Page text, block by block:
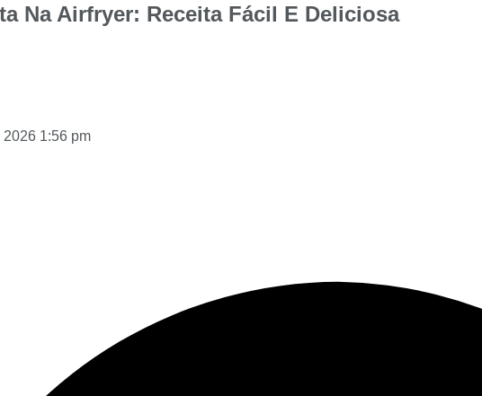
Na Airfryer: Receita Fácil E Deliciosa
2026 1:56 pm